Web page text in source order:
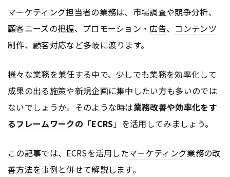
マーケティング担当者の業務は、市場調査や競争分析、
顧客ニーズの把握、プロモーション・広告、 コンテンツ
制作、顧客対応など多岐に渡ります。
様々な業務を兼任する中で、少しでも業務を効率化して
成果の出る施策や新規企画に集中したい方も多いのでは
ないでしょうか。そのような時は業務改善や効率化をす
るフレームワークの 「ECRS」を活用してみましょう。
この記事では、ECRSを活用したマーケティング業務の改
善方法を事例と併せて解説します。